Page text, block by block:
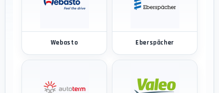
Webasto Eberspächer